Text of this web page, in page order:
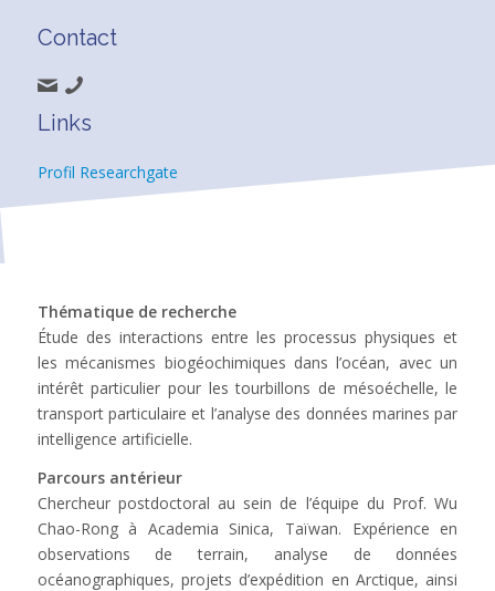
Contact
Links
Profil Researchgate
Thématique de recherche
Étude des interactions entre les processus physiques et
les mécanismes biogéochimiques dans l’océan, avec un
intérêt particulier pour les tourbillons de mésoéchelle, le
transport particulaire et l’analyse des données marines par
intelligence artificielle.
Parcours antérieur
Chercheur postdoctoral au sein de l’équipe du Prof. Wu
Chao-Rong à Academia Sinica, Taïwan. Expérience en
observations de terrain, analyse de données
océanographiques, projets d’expédition en Arctique, ainsi